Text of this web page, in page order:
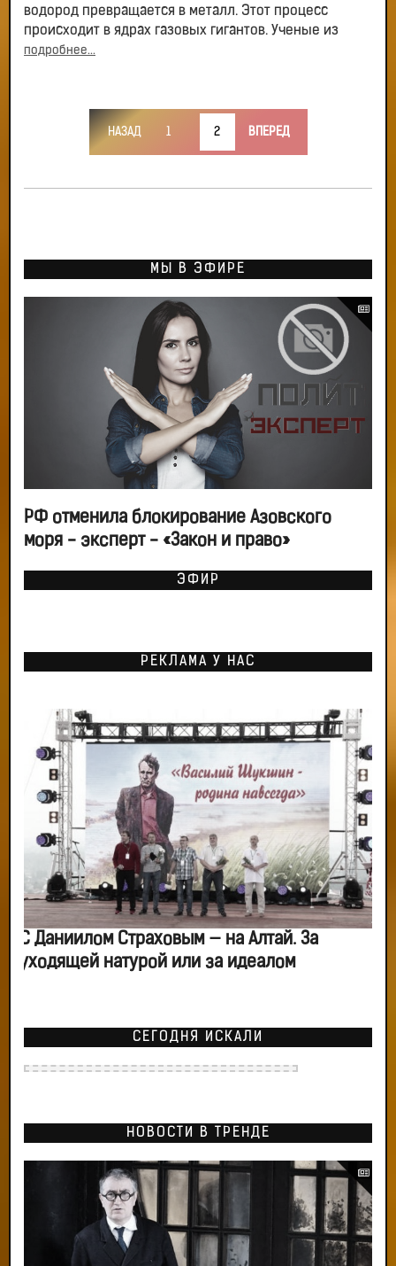
водород превращается в металл. Этот процесс
происходит в ядрах газовых гигантов. Ученые из
подробнее...
НАЗАД 1 2 ВПЕРЕД
МЫ В ЭФИРЕ
РФ отменила блокирование Азовского
моря - эксперт - «Закон и право»
ЭФИР
РЕКЛАМА У НАС
С Даниилом Страховым — на Алтай. За
уходящей натурой или за идеалом
СЕГОДНЯ ИСКАЛИ
НОВОСТИ В ТРЕНДЕ